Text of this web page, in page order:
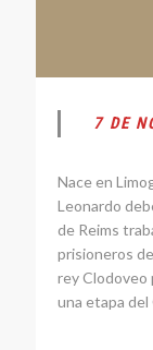
7 DE
Nace en
Leonardo
de Reims
prisioneros
rey Clodoveo
una etapa del